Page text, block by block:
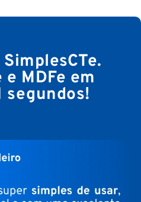
e MDFe em
segundos!